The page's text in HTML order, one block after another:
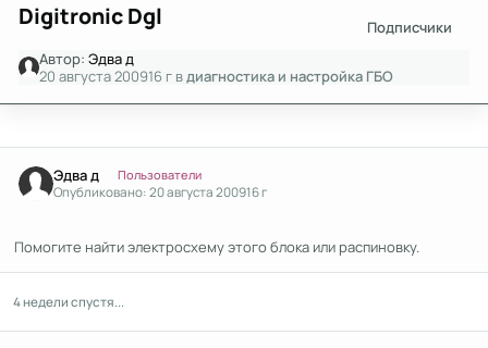
Digitronic Dgl
Подписчики
Автор:Эдва д
20 августа 200916 г вдиагностика и настройка ГБО
Эдва д Пользователи
Опубликовано:20 августа 200916 г
Помогите найти электросхему этого блока или распиновку.
4 недели спустя...